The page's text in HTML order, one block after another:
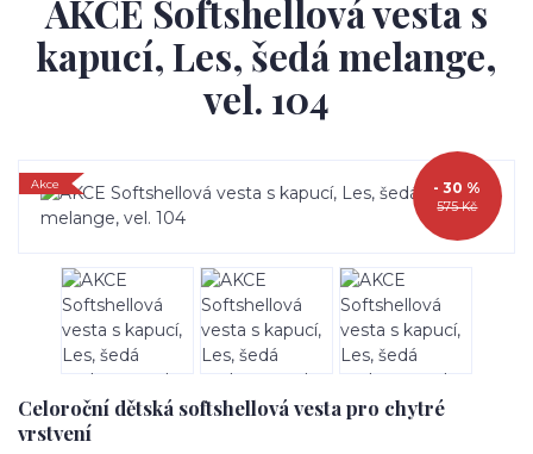
AKCE Softshellová vesta s
kapucí, Les, šedá melange,
vel. 104
Akce
575 Kč
- 30 %
Celoroční dětská softshellová vesta pro chytré
vrstvení